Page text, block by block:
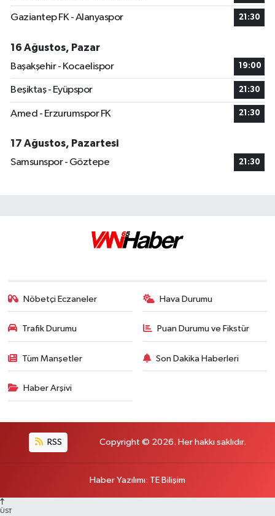
Gaziantep FK - Alanyaspor 21:30
16 Ağustos, Pazar
Başakşehir - Kocaelispor
19:00
Beşiktaş - Eyüpspor 21:30
Amed - Erzurumspor FK 21:30
17 Ağustos, Pazartesi
Samsunspor - Göztepe
21:30
Nöbetçi Eczaneler Hava Durumu
Trafik Durumu Puan Durumu ve Fikstür
Tüm Manşetler Son Dakika Haberleri
Haber Arşivi
RSS Copyright © 2026. Her hakkı saklıdır.
Haber Yazılımı: TE Bilişim
ÜST